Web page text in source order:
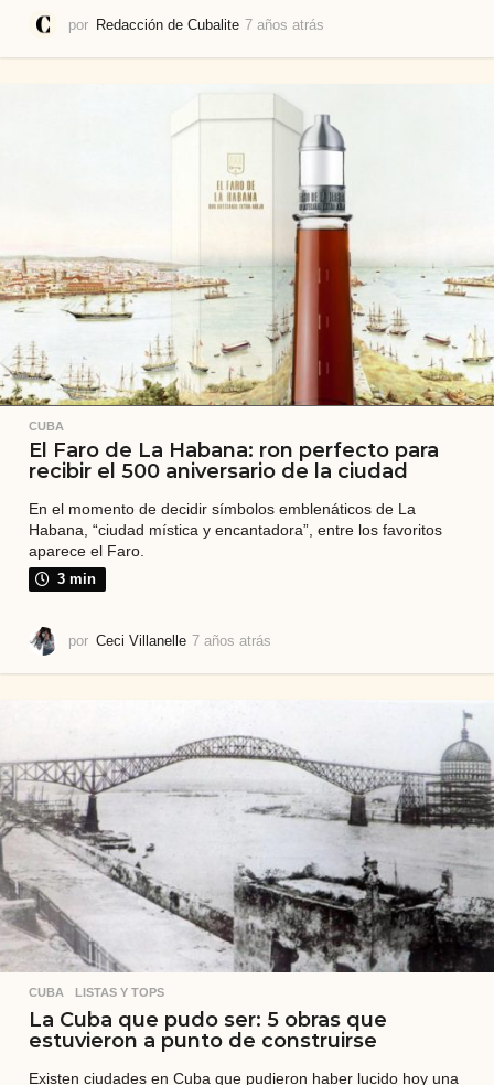
por Redacción de Cubalite 7 años atrás
a
t
á
s
CUBA
El Faro de La Habana: ron perfecto para
recibir el 500 aniversario de la ciudad
En el momento de decidir símbolos emblenáticos de La
Habana, “ciudad mística y encantadora”, entre los favoritos
aparece el Faro.
3 min
por Ceci Villanelle 7 años atrás
a
t
r
á
CUBA LISTAS Y TOPS
La Cuba que pudo ser: 5 obras que
estuvieron a punto de construirse
Existen ciudades en Cuba que pudieron haber lucido hoy una